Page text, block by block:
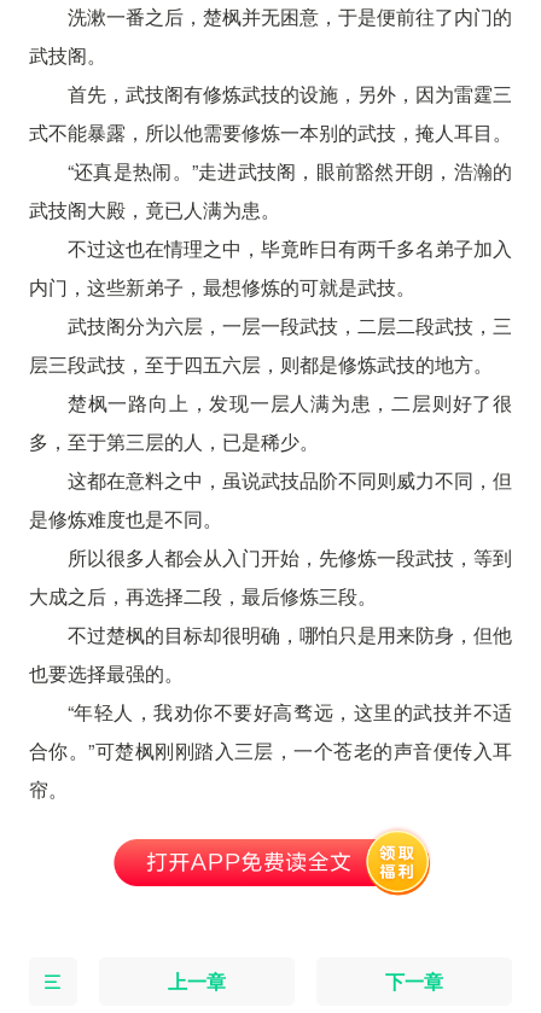
洗漱一番之后，楚枫并无困意，于是便前往了内门的
武技阁。
首先，武技阁有修炼武技的设施，另外，因为雷霆三
式不能暴露，所以他需要修炼一本别的武技，掩人耳目。
“还真是热闹。”走进武技阁，眼前豁然开朗，浩瀚的
武技阁大殿，竟已人满为患。
不过这也在情理之中，毕竟昨日有两千多名弟子加入
内门，这些新弟子，最想修炼的可就是武技。
武技阁分为六层，一层一段武技，二层二段武技，三
层三段武技，至于四五六层，则都是修炼武技的地方。
楚枫一路向上，发现一层人满为患，二层则好了很
多，至于第三层的人，已是稀少。
这都在意料之中，虽说武技品阶不同则威力不同，但
是修炼难度也是不同。
所以很多人都会从入门开始，先修炼一段武技，等到
大成之后，再选择二段，最后修炼三段。
不过楚枫的目标却很明确，哪怕只是用来防身，但他
也要选择最强的。
“年轻人，我劝你不要好高骛远，这里的武技并不适
合你。”可楚枫刚刚踏入三层，一个苍老的声音便传入耳
帘。
上一章 下一章